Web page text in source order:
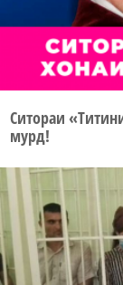
Ситораи
мурд!